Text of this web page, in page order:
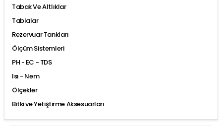
Tabak Ve Altlıklar
Tablalar
Rezervuar Tankları
Ölçüm Sistemleri
PH - EC - TDS
Isı - Nem
Ölçekler
Bitki ve Yetiştirme Aksesuarları